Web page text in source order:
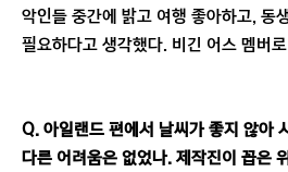
악인들 중간에 밝고 여행 좋아하고, 동
필요하다고 생각했다. 비긴 어스 멤버
Q. 아일랜드 편에서 날씨가 좋지 않아
다른 어려움은 없었나. 제작진이 꼽은